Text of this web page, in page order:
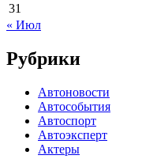
31
« Июл
Рубрики
Автоновости
Автособытия
Автоспорт
Автоэксперт
Актеры